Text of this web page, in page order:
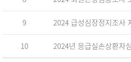
9 2024 급성심장정지조사
10 2024년 응급실손상환자